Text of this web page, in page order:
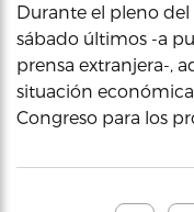
Durante el pleno del
sábado últimos -a
prensa extranjera-,
situación
Congreso para los